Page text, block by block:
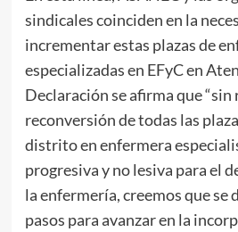
sindicales coinciden en la
incrementar estas plazas de
especializadas en EFyC en
Declaración se afirma que “sin
reconversión de todas las
distrito en enfermera
progresiva y no lesiva para el
la enfermería, creemos que se
pasos para avanzar en la